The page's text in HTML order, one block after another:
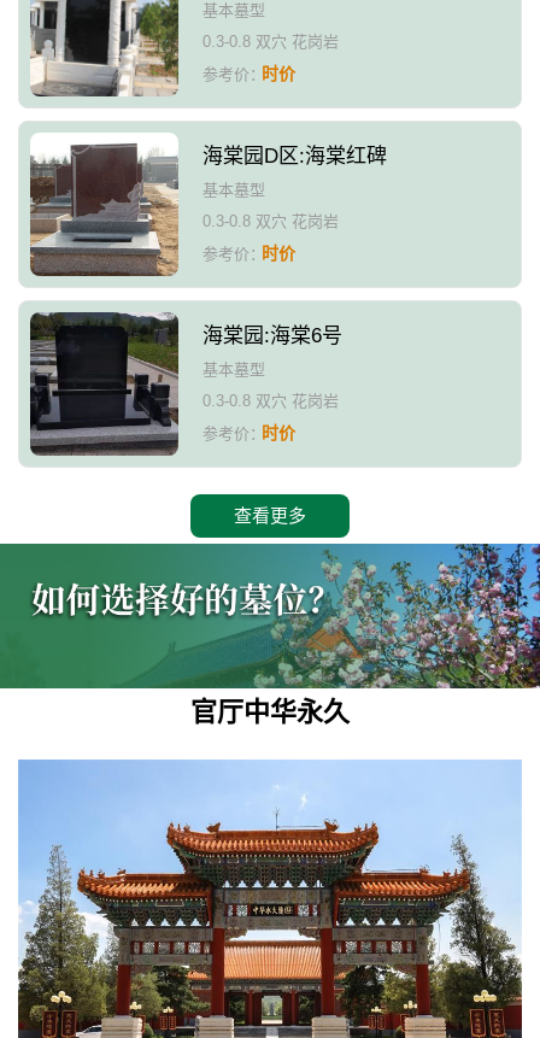
基本墓型
0.3-0.8 双穴 花岗岩
参考价：时价
海棠园D区:海棠红碑
基本墓型
0.3-0.8 双穴 花岗岩
参考价：时价
海棠园:海棠6号
基本墓型
0.3-0.8 双穴 花岗岩
参考价：时价
查看更多
官厅中华永久